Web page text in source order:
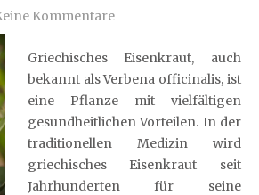
Kommentare
Griechisches Eisenkraut, auch
bekannt als Verbena officinalis, ist
eine Pflanze mit vielfältigen
gesundheitlichen Vorteilen. In der
traditionellen Medizin wird
griechisches Eisenkraut seit
Jahrhunderten für seine